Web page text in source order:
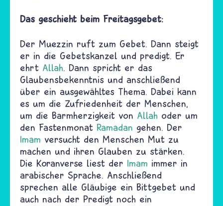
Das geschieht beim Freitagsgebet:
Der Muezzin ruft zum Gebet. Dann steigt
er in die Gebetskanzel und predigt. Er
ehrt Allah. Dann spricht er das
Glaubensbekenntnis und anschließend
über ein ausgewähltes Thema. Dabei kann
es um die Zufriedenheit der Menschen,
um die Barmherzigkeit von Allah oder um
den Fastenmonat Ramadan gehen. Der
Imam versucht den Menschen Mut zu
machen und ihren Glauben zu stärken.
Die Koranverse liest der Imam immer in
arabischer Sprache. Anschließend
sprechen alle Gläubige ein Bittgebet und
auch nach der Predigt noch ein